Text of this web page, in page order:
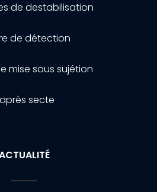
de destabilisation
de détection
mise sous sujétion
secte